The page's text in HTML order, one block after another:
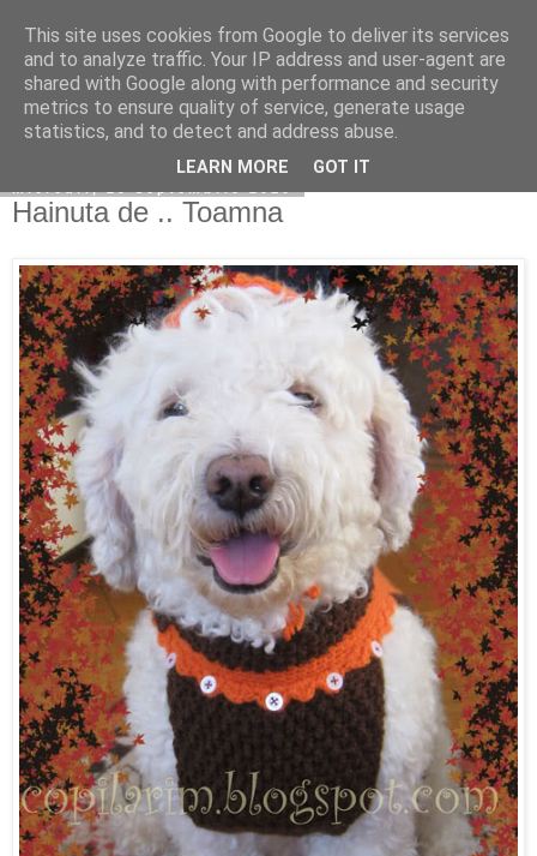
Copilarim
Hainuta de .. Toamna
This site uses cookies from Google to deliver its services
and to analyze traffic. Your IP address and user-agent are
shared with Google along with performance and security
metrics to ensure quality of service, generate usage
statistics, and to detect and address abuse.
LEARN MORE GOT IT